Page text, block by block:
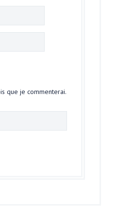
que je commenterai.